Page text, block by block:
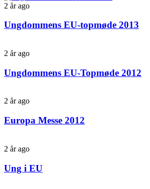
2 år ago
Ungdommens EU-topmøde 2013
2 år ago
Ungdommens EU-Topmøde 2012
2 år ago
Europa Messe 2012
2 år ago
Ung i EU